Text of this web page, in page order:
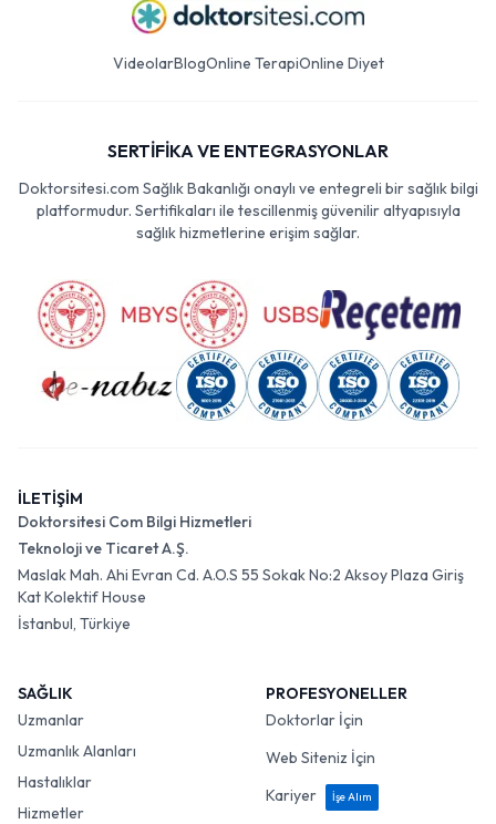
VideolarBlogOnline TerapiOnline Diyet
SERTİFİKA VE ENTEGRASYONLAR
Doktorsitesi.com Sağlık Bakanlığı onaylı ve entegreli bir sağlık bilgi
platformudur. Sertifikaları ile tescillenmiş güvenilir altyapısıyla
sağlık hizmetlerine erişim sağlar.
İLETİŞİM
Doktorsitesi Com Bilgi Hizmetleri
Teknoloji ve Ticaret A.Ş.
Maslak Mah. Ahi Evran Cd. A.O.S 55 Sokak No:2 Aksoy Plaza Giriş
Kat Kolektif House
İstanbul, Türkiye
SAĞLIK
Uzmanlar
Uzmanlık Alanları
Hastalıklar
Hizmetler
PROFESYONELLER
Doktorlar İçin
Web Siteniz İçin
Kariyer
İşe Alım